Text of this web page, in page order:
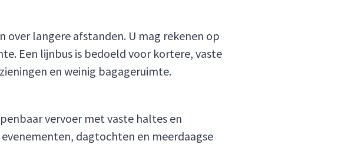
over langere afstanden. U mag rekenen op
Een lijnbus is bedoeld voor kortere, vaste
en weinig bagageruimte.
vervoer met vaste haltes en
dagtochten en meerdaagse